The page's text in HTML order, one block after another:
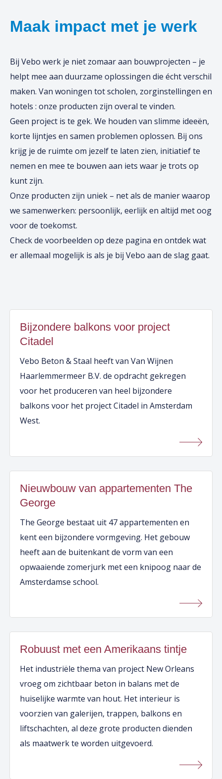
Maak impact met je werk
Bij Vebo werk je niet zomaar aan bouwprojecten – je
helpt mee aan duurzame oplossingen die écht verschil
maken. Van woningen tot scholen, zorginstellingen en
hotels : onze producten zijn overal te vinden.
Geen project is te gek. We houden van slimme ideeën,
korte lijntjes en samen problemen oplossen. Bij ons
krijg je de ruimte om jezelf te laten zien, initiatief te
nemen en mee te bouwen aan iets waar je trots op
kunt zijn.
Onze producten zijn uniek – net als de manier waarop
we samenwerken: persoonlijk, eerlijk en altijd met oog
voor de toekomst.
Check de voorbeelden op deze pagina en ontdek wat
er allemaal mogelijk is als je bij Vebo aan de slag gaat.
Bijzondere balkons voor project
Citadel
Vebo Beton & Staal heeft van Van Wijnen
Haarlemmermeer B.V. de opdracht gekregen
voor het produceren van heel bijzondere
balkons voor het project Citadel in Amsterdam
West.
Nieuwbouw van appartementen The
George
The George bestaat uit 47 appartementen en
kent een bijzondere vormgeving. Het gebouw
heeft aan de buitenkant de vorm van een
opwaaiende zomerjurk met een knipoog naar de
Amsterdamse school.
Robuust met een Amerikaans tintje
Het industriële thema van project New Orleans
vroeg om zichtbaar beton in balans met de
huiselijke warmte van hout. Het interieur is
voorzien van galerijen, trappen, balkons en
liftschachten, al deze grote producten dienden
als maatwerk te worden uitgevoerd.